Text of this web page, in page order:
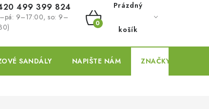
499 399 824
9–17:00, so: 9–
NÁKUPNÍ
KOŠÍK
Prázdný
košík
SANDÁLY NAPIŠTE NÁM ZNAČKY